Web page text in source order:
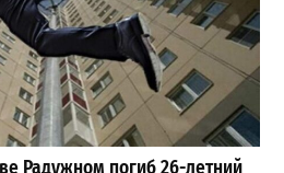
Радужном погиб 26-летний